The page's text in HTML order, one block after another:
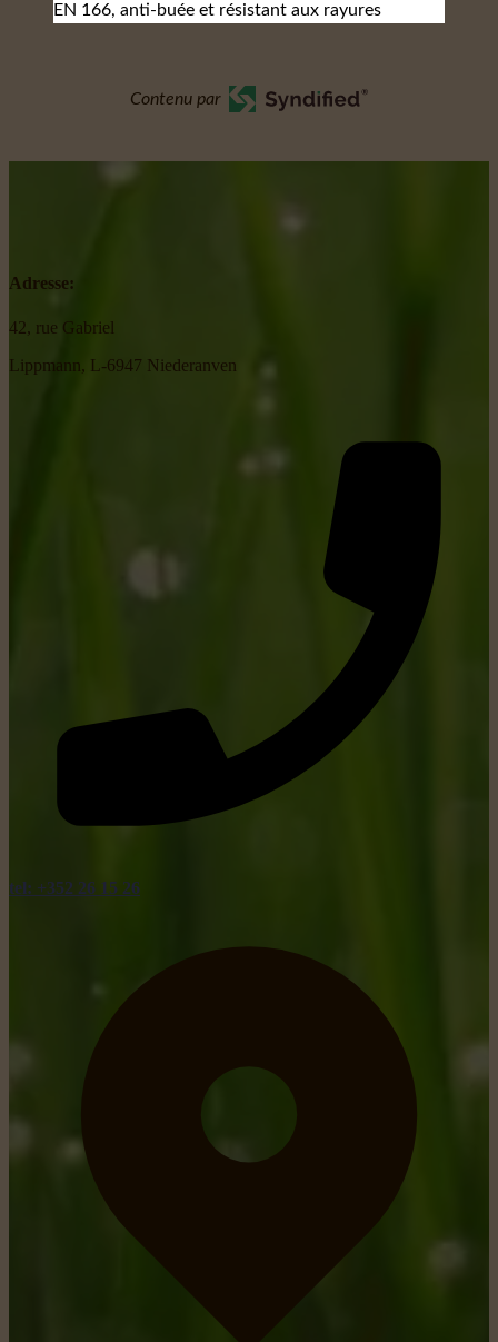
EN 166, anti-buée et résistant aux rayures
Contenu par
Adresse:
42, rue Gabriel
Lippmann, L-6947 Niederanven
tel: +352 26 15 26